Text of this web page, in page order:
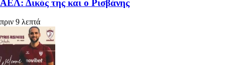
ΑΕΛ: Δικός της και ο Ρισβάνης
πριν 9 λεπτά